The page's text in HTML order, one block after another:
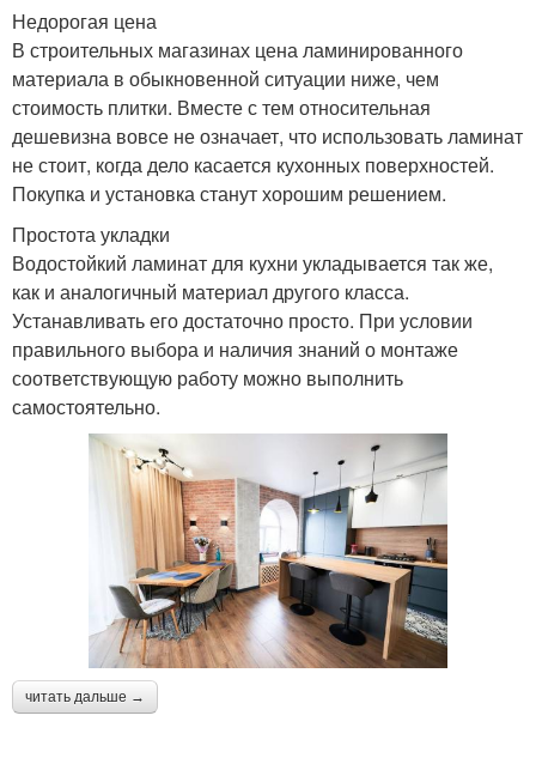
Недорогая цена
В строительных магазинах цена ламинированного
материала в обыкновенной ситуации ниже, чем
стоимость плитки. Вместе с тем относительная
дешевизна вовсе не означает, что использовать ламинат
не стоит, когда дело касается кухонных поверхностей.
Покупка и установка станут хорошим решением.
Простота укладки
Водостойкий ламинат для кухни укладывается так же,
как и аналогичный материал другого класса.
Устанавливать его достаточно просто. При условии
правильного выбора и наличия знаний о монтаже
соответствующую работу можно выполнить
самостоятельно.
читать дальше →